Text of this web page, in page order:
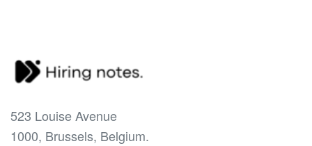
523 Louise Avenue
1000, Brussels, Belgium.